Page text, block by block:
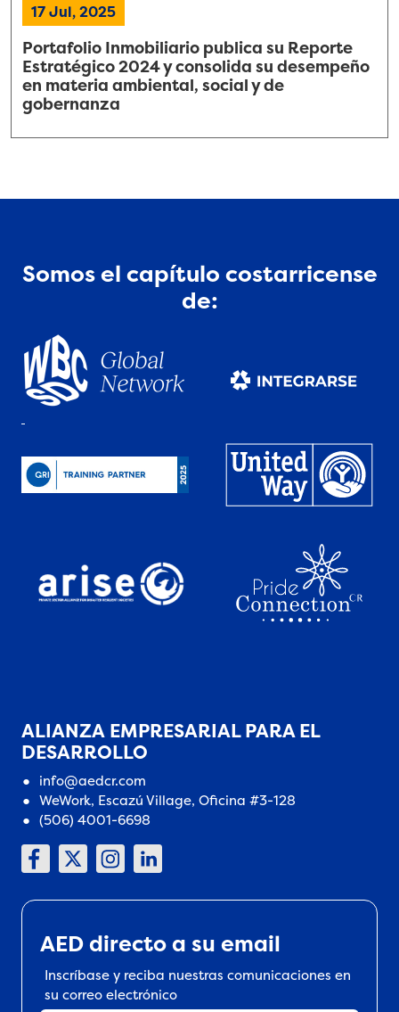
17 Jul, 2025
Portafolio Inmobiliario publica su Reporte
Estratégico 2024 y consolida su desempeño
en materia ambiental, social y de
gobernanza
Somos el capítulo costarricense
de:
ALIANZA EMPRESARIAL PARA EL
DESARROLLO
info@aedcr.com
WeWork, Escazú Village, Oficina #3-128
(506) 4001-6698
AED directo a su email
Inscríbase y reciba nuestras comunicaciones en
su correo electrónico